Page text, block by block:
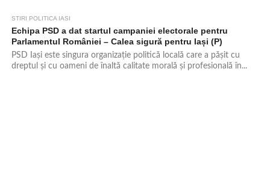
STIRI POLITICA IASI
Echipa PSD a dat startul campaniei electorale pentru
Parlamentul României – Calea sigură pentru Iași (P)
PSD Iași este singura organizație politică locală care a pășit cu
dreptul și cu oameni de înaltă calitate morală și profesională în...